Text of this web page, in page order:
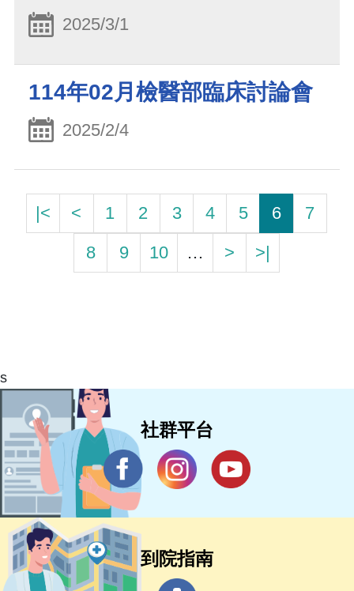
2025/3/1
114年02月檢醫部臨床討論會
2025/2/4
|< < 1 2 3 4 5 6
7
8
9 10 … > >|
s
社群平台
到院指南